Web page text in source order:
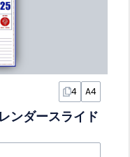
4 A4
ンダースライド